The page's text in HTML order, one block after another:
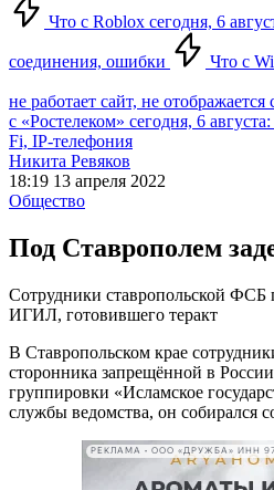
Что с Roblox сегодня, 6
соединения, ошибки Что с
не работает сайт, не отображается
с «Ростелеком» сегодня, 6
Fi, IP-телефония
Никита Ревяков
18:19 13 апреля 2022
Общество
Под Ставрополем
Сотрудники ставропольской ФСБ
ИГИЛ, готовившего теракт
В Ставропольском крае
сторонника запрещённой в
группировки «Исламское
службы ведомства, он собирался
РЕКЛАМА • ООО «ДРУЖБА» ИНН